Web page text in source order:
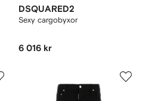
DSQUARED2
Sexy cargobyxor
6 016 kr